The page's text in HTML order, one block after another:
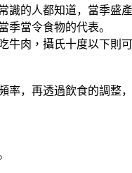
識的人都知道，當季盛
季當令食物的代表。
牛肉，攝氏十度以下則
，再透過飲食的調整